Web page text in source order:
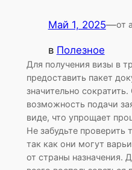
Май 1, 2025—от
в Полезное
Для получения визы в
предоставить пакет
значительно
возможность подачи
виде, что упрощает
Не забудьте проверить
так как они могут
от страны назначения.